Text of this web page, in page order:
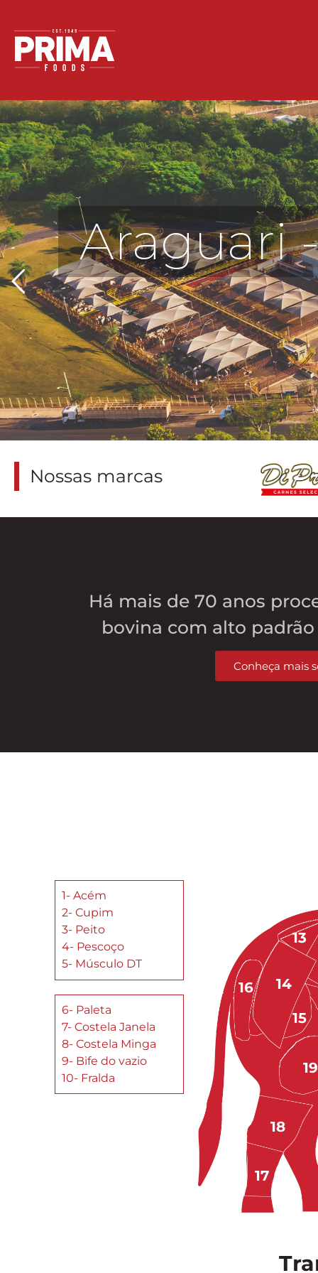
Araguari
Nossas marcas
Há mais de 70 anos
bovina com alto
Conheça mais
1- Acém
2- Cupim
3- Peito
4- Pescoço
5- Músculo DT
6- Paleta
7- Costela Janela
8- Costela Minga
9- Bife do vazio
10- Fralda
13
14
15
16
17
18
19